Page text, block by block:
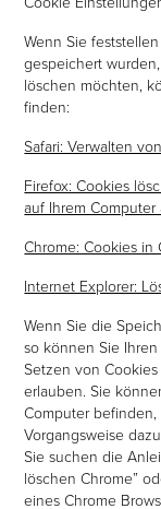
Wenn Sie
gespeichert
löschen möchten,
finden:
Safari: Verwalten
Firefox: Cookies
auf Ihrem
Chrome: Cookies
Internet Explorer:
Wenn Sie die
so können Sie
Setzen von
erlauben. Sie
Computer
Vorgangsweise
Sie suchen die
löschen Chrome”
eines Chrome